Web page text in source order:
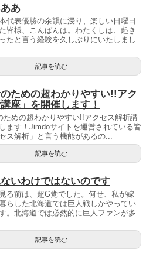
あ
代表優勝の余韻に浸り、楽しい日曜日
皆様、こんばんは。わたくしは、起き
たと言う経験を久しぶりにいたしまし
記事を読む
のための超わかりやすい!!アク
座」を開催します！
ための超わかりやすい!!アクセス解析講
ます！Jimdoサイトを運営されている皆
ス解析」と言う機能があるの...
記事を読む
いわけではないのです
る前は、超G党でした。何せ、私が嫁
らした北海道では巨人戦しかやってい
。北海道では必然的に巨人ファンが多
記事を読む